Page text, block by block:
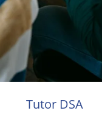
Tutor DSA